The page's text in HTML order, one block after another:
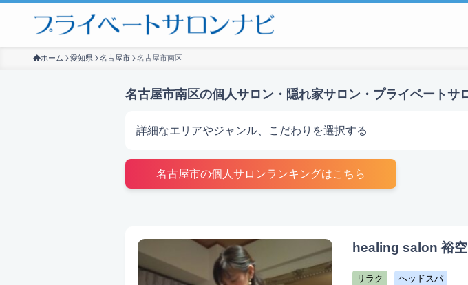
ホーム 愛知県 名古屋市 名古屋市南区
名古屋市南区の個人サロン・隠れ家サロン・プライベートサ
詳細なエリアやジャンル、こだわりを選択する
サロンを探す
名古屋市の個人サロンランキングはこちら
healing salon 裕
リラク ヘッドスパ